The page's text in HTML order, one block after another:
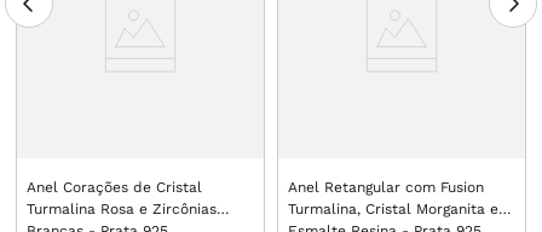
Anel Corações de Cristal
Turmalina Rosa e Zircônias
Anel Retangular com Fusion
Turmalina, Cristal Morganita e